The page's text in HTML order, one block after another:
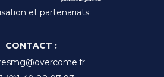
et partenariats
CONTACT :